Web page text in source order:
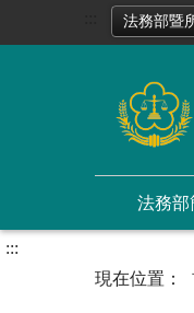
法務部暨
法務部
:::